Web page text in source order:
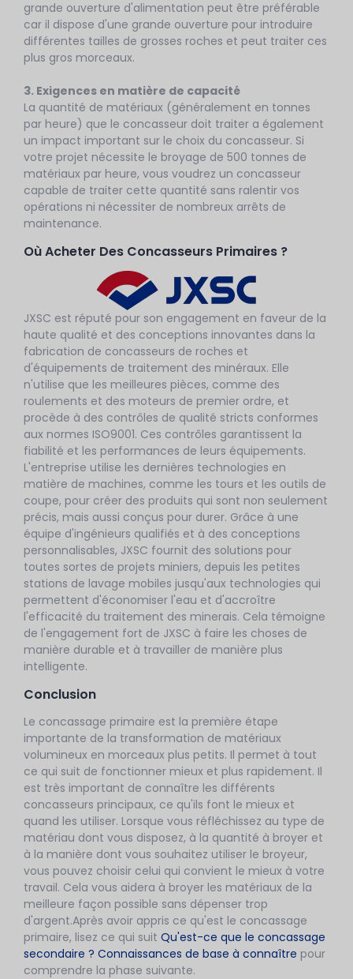
grande ouverture d'alimentation peut être préférable
car il dispose d'une grande ouverture pour introduire
différentes tailles de grosses roches et peut traiter ces
plus gros morceaux.
3. Exigences en matière de capacité
La quantité de matériaux (généralement en tonnes
par heure) que le concasseur doit traiter a également
un impact important sur le choix du concasseur. Si
votre projet nécessite le broyage de 500 tonnes de
matériaux par heure, vous voudrez un concasseur
capable de traiter cette quantité sans ralentir vos
opérations ni nécessiter de nombreux arrêts de
maintenance.
Où Acheter Des Concasseurs Primaires ?
JXSC est réputé pour son engagement en faveur de la
haute qualité et des conceptions innovantes dans la
fabrication de concasseurs de roches et
d'équipements de traitement des minéraux. Elle
n'utilise que les meilleures pièces, comme des
roulements et des moteurs de premier ordre, et
procède à des contrôles de qualité stricts conformes
aux normes ISO9001. Ces contrôles garantissent la
fiabilité et les performances de leurs équipements.
L'entreprise utilise les dernières technologies en
matière de machines, comme les tours et les outils de
coupe, pour créer des produits qui sont non seulement
précis, mais aussi conçus pour durer. Grâce à une
équipe d'ingénieurs qualifiés et à des conceptions
personnalisables, JXSC fournit des solutions pour
toutes sortes de projets miniers, depuis les petites
stations de lavage mobiles jusqu'aux technologies qui
permettent d'économiser l'eau et d'accroître
l'efficacité du traitement des minerais. Cela témoigne
de l'engagement fort de JXSC à faire les choses de
manière durable et à travailler de manière plus
intelligente.
Conclusion
Le concassage primaire est la première étape
importante de la transformation de matériaux
volumineux en morceaux plus petits. Il permet à tout
ce qui suit de fonctionner mieux et plus rapidement. Il
est très important de connaître les différents
concasseurs principaux, ce qu'ils font le mieux et
quand les utiliser. Lorsque vous réfléchissez au type de
matériau dont vous disposez, à la quantité à broyer et
à la manière dont vous souhaitez utiliser le broyeur,
vous pouvez choisir celui qui convient le mieux à votre
travail. Cela vous aidera à broyer les matériaux de la
meilleure façon possible sans dépenser trop
d'argent.Après avoir appris ce qu'est le concassage
primaire, lisez ce qui suit Qu'est-ce que le concassage
secondaire ? Connaissances de base à connaître pour
comprendre la phase suivante.